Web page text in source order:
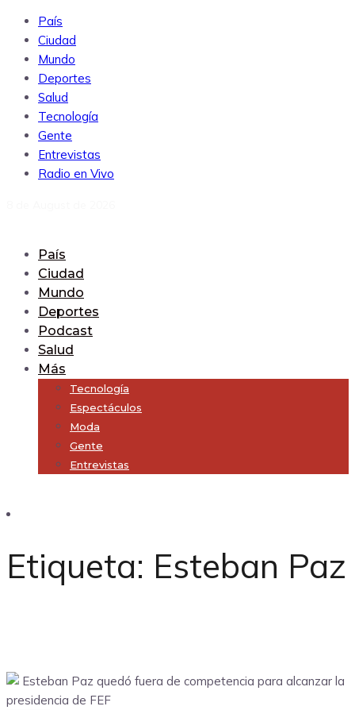
País
Ciudad
Mundo
Deportes
Salud
Tecnología
Gente
Entrevistas
Radio en Vivo
País
Ciudad
Mundo
Deportes
Podcast
Salud
Más
Tecnología
Espectáculos
Moda
Gente
Entrevistas
Etiqueta: Esteban Paz